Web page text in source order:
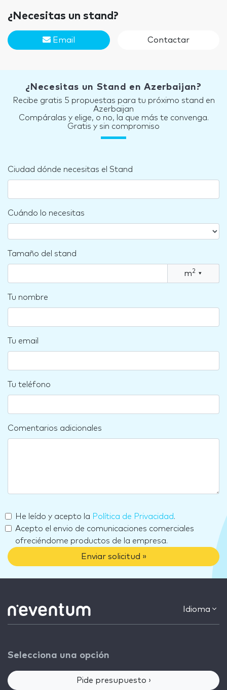
¿Necesitas un stand?
Email Contactar
¿Necesitas un Stand en Azerbaijan?
Recibe gratis 5 propuestas para tu próximo stand en
Azerbaijan
Compáralas y elige, o no, la que más te convenga.
Gratis y sin compromiso
Ciudad dónde necesitas el Stand
Cuándo lo necesitas
Tamaño del stand
m2 ▾
Tu nombre
Tu email
Tu teléfono
Comentarios adicionales
He leído y acepto la Política de Privacidad.
Acepto el envio de comunicaciones comerciales
ofreciéndome productos de la empresa.
Enviar solicitud »
Idioma
Selecciona una opción
Pide presupuesto ›